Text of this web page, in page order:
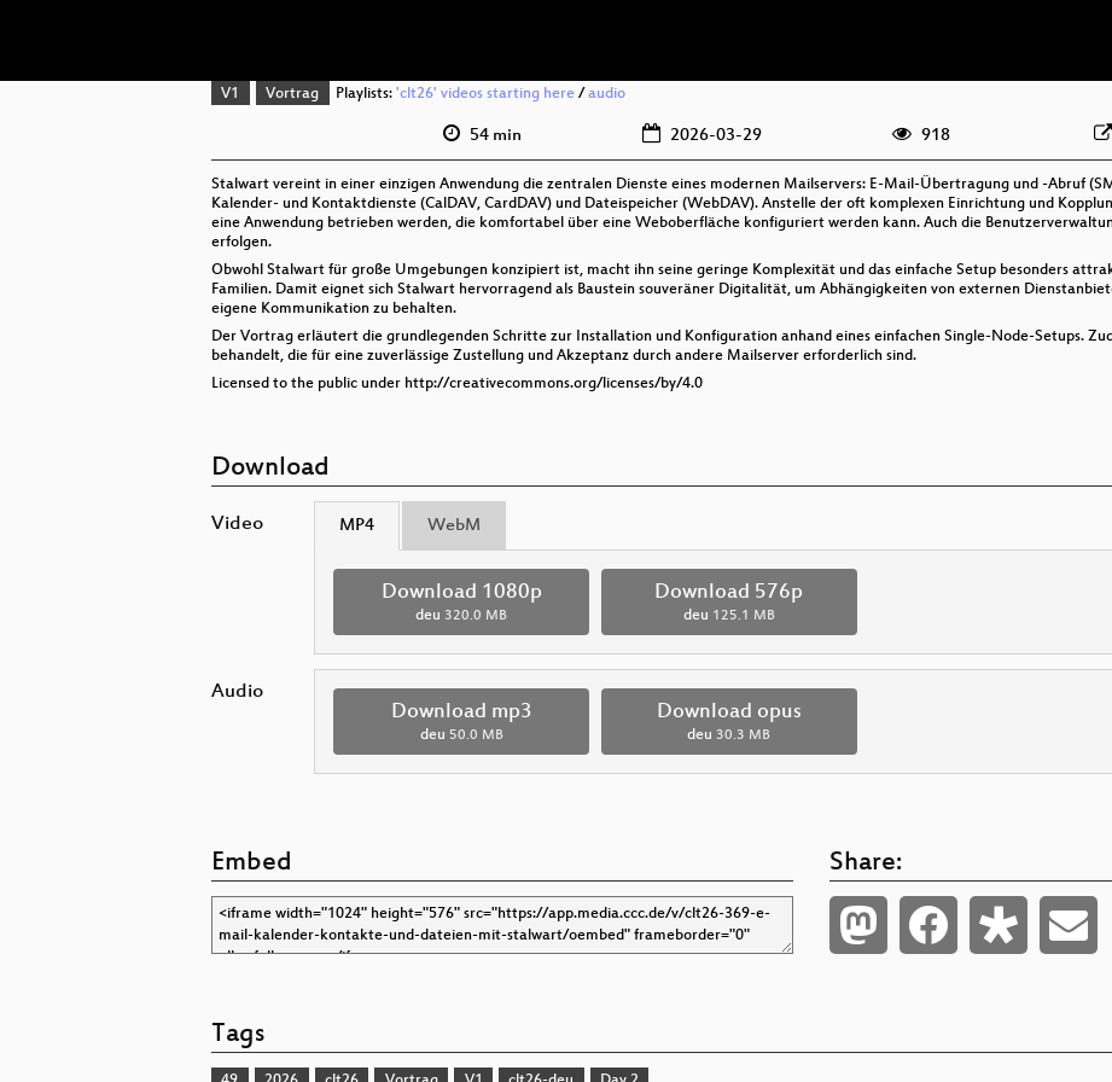
V1 Vortrag Playlists: 'clt26' videos starting here/ audio
54 min 2026-03-29 918
Stalwart vereint in einer einzigen Anwendung die zentralen Dienste eines modernen Mailservers: E-Mail-Übertragung und -Abruf
Kalender- und Kontaktdienste (CalDAV, CardDAV) und Dateispeicher (WebDAV). Anstelle der oft komplexen Einrichtung und
eine Anwendung betrieben werden, die komfortabel über eine Weboberfläche konfiguriert werden kann. Auch die
erfolgen.
Obwohl Stalwart für große Umgebungen konzipiert ist, macht ihn seine geringe Komplexität und das einfache Setup besonders
Familien. Damit eignet sich Stalwart hervorragend als Baustein souveräner Digitalität, um Abhängigkeiten von externen
eigene Kommunikation zu behalten.
Der Vortrag erläutert die grundlegenden Schritte zur Installation und Konfiguration anhand eines einfachen Single-Node-Setups.
behandelt, die für eine zuverlässige Zustellung und Akzeptanz durch andere Mailserver erforderlich sind.
Licensed to the public under http://creativecommons.org/licenses/by/4.0
Download
Video MP4 WebM
Download 1080p
deu 320.0 MB
Download 576p
deu 125.1 MB
Audio
Download mp3
deu 50.0 MB
Download opus
deu 30.3 MB
Embed Share:
Tags